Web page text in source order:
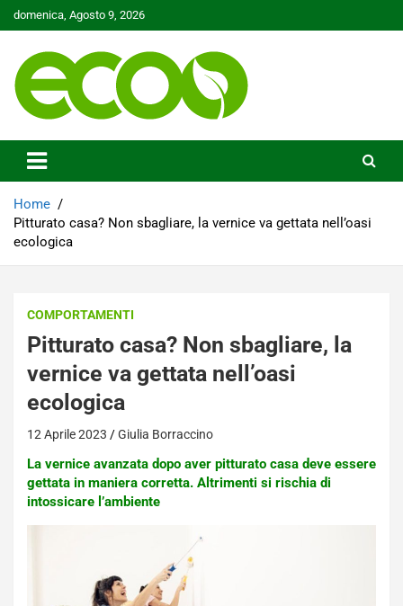
Skip
to
domenica, Agosto 9, 2026
Ecoo.it
Home
Pitturato casa? Non sbagliare, la vernice va gettata nell’oasi
ecologica
COMPORTAMENTI
Pitturato casa? Non sbagliare, la
vernice va gettata nell’oasi
ecologica
12 Aprile 2023 Giulia Borraccino
La vernice avanzata dopo aver pitturato casa deve essere
gettata in maniera corretta. Altrimenti si rischia di
intossicare l’ambiente